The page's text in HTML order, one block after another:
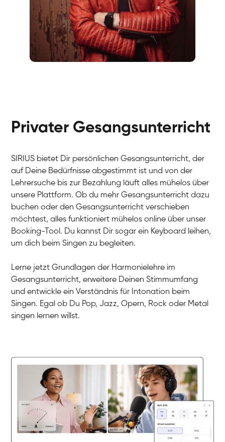
Gesang / Vocal
Anna
Gesang / Vocal
Gesang / Vocal
Gesang / Vocal
Gesang / Vocal
Gesang / Vocal
Gesang / Vocal
Gesang / Vocal
Gesang / Vocal
Gesang / Vocal
Gesang / Vocal
Gesang / Vocal
Privater Gesangsunterricht
SIRIUS bietet Dir persönlichen Gesangsunterricht, der
auf Deine Bedürfnisse abgestimmt ist und von der
Lehrersuche bis zur Bezahlung läuft alles mühelos über
unsere Plattform. Ob du mehr Gesangsunterricht dazu
buchen oder den Gesangsunterricht verschieben
möchtest, alles funktioniert mühelos online über unser
Booking-Tool. Du kannst Dir sogar ein Keyboard leihen,
um dich beim Singen zu begleiten.
Lerne jetzt Grundlagen der Harmonielehre im
Gesangsunterricht, erweitere Deinen Stimmumfang
und entwickle ein Verständnis für Intonation beim
Singen. Egal ob Du Pop, Jazz, Opern, Rock oder Metal
singen lernen willst.